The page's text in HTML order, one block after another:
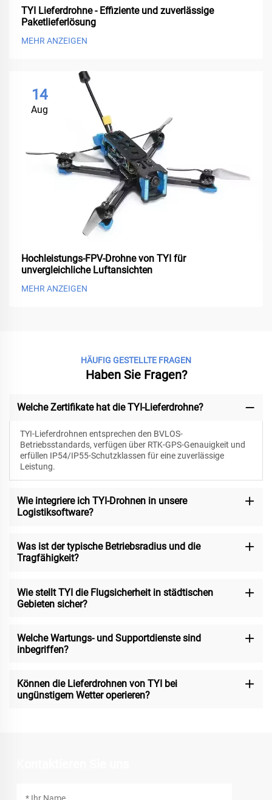
TYI Lieferdrohne - Effiziente und zuverlässige
Paketlieferlösung
MEHR ANZEIGEN
14
Aug
Hochleistungs-FPV-Drohne von TYI für
unvergleichliche Luftansichten
MEHR ANZEIGEN
HÄUFIG GESTELLTE FRAGEN
Haben Sie Fragen?
Welche Zertifikate hat die TYI-Lieferdrohne?
TYI-Lieferdrohnen entsprechen den BVLOS-
Betriebsstandards, verfügen über RTK-GPS-Genauigkeit und
erfüllen IP54/IP55-Schutzklassen für eine zuverlässige
Leistung.
Wie integriere ich TYI-Drohnen in unsere
Logistiksoftware?
Was ist der typische Betriebsradius und die
Tragfähigkeit?
Wie stellt TYI die Flugsicherheit in städtischen
Gebieten sicher?
Welche Wartungs- und Supportdienste sind
inbegriffen?
Können die Lieferdrohnen von TYI bei
ungünstigem Wetter operieren?